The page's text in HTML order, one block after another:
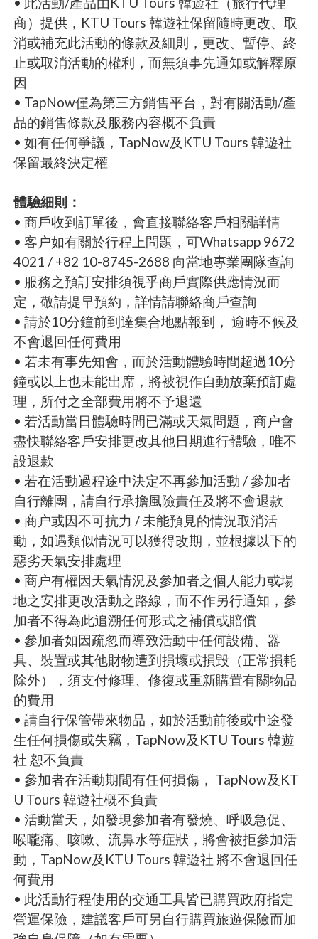
商）提供，KTU Tours 韓遊社保留隨時更改、取
消或補充此活動的條款及細則，更改、暫停、終
止或取消活動的權利，而無須事先通知或解釋原
因
• TapNow僅為第三方銷售平台，對有關活動/產
品的銷售條款及服務內容概不負責
• 如有任何爭議，TapNow及KTU Tours 韓遊社
保留最終決定權
體驗細則：
• 商戶收到訂單後，會直接聯絡客戶相關詳情
• 客户如有關於行程上問題，可Whatsapp 9672
4021 / +82 10-8745-2688 向當地專業團隊查詢
• 服務之預訂安排須視乎商戶實際供應情況而
定，敬請提早預約，詳情請聯絡商戶查詢
• 請於10分鐘前到達集合地點報到， 逾時不候及
不會退回任何費用
• 若未有事先知會，而於活動體驗時間超過10分
鐘或以上也未能出席，將被視作自動放棄預訂處
理，所付之全部費用將不予退還
• 若活動當日體驗時間已滿或天氣問題，商户會
盡快聯絡客戶安排更改其他日期進行體驗，唯不
設退款
• 若在活動過程途中決定不再參加活動 / 參加者
自行離團，請自行承擔風險責任及將不會退款
• 商户或因不可抗力 / 未能預見的情況取消活
動，如遇類似情況可以獲得改期，並根據以下的
惡劣天氣安排處理
• 商户有權因天氣情況及參加者之個人能力或場
地之安排更改活動之路線，而不作另行通知，參
加者不得為此追溯任何形式之補償或賠償
• 參加者如因疏忽而導致活動中任何設備、器
具、裝置或其他財物遭到損壞或損毀（正常損耗
除外），須支付修理、修復或重新購置有關物品
的費用
• 請自行保管帶來物品，如於活動前後或中途發
生任何損傷或失竊，TapNow及KTU Tours 韓遊
社 恕不負責
• 參加者在活動期間有任何損傷， TapNow及KT
U Tours 韓遊社概不負責
• 活動當天，如發現參加者有發燒、呼吸急促、
喉嚨痛、咳嗽、流鼻水等症狀，將會被拒參加活
動，TapNow及KTU Tours 韓遊社 將不會退回任
何費用
• 此活動行程使用的交通工具皆已購買政府指定
營運保險，建議客戶可另自行購買旅遊保險而加